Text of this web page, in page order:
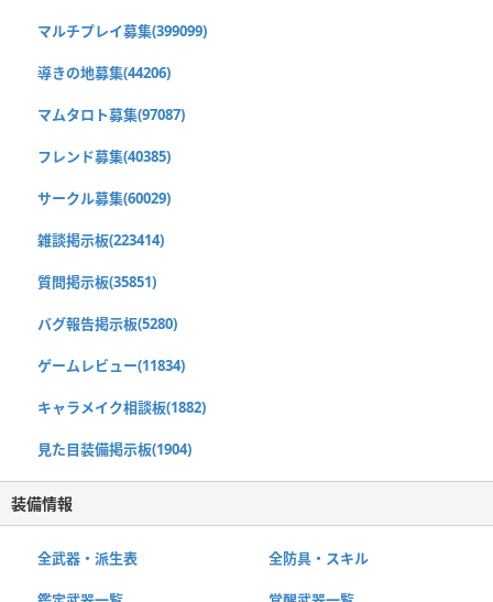
マルチプレイ募集(399099)
導きの地募集(44206)
マムタロト募集(97087)
フレンド募集(40385)
サークル募集(60029)
雑談掲示板(223414)
質問掲示板(35851)
バグ報告掲示板(5280)
ゲームレビュー(11834)
キャラメイク相談板(1882)
見た目装備掲示板(1904)
装備情報
全武器・派生表 全防具・スキル